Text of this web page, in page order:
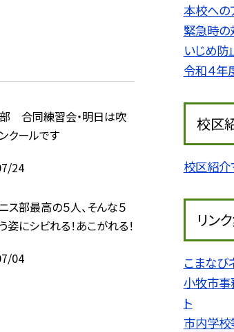
合同練習会・明日は吹
クールです
24
ス部最高の５人、そんな５
姿にシビれる！あこがれる！
04
本校への
緊急時の
いじめ
令和４年
校区
校区紹介
リン
こまなび
小牧市事
ト
市内学校